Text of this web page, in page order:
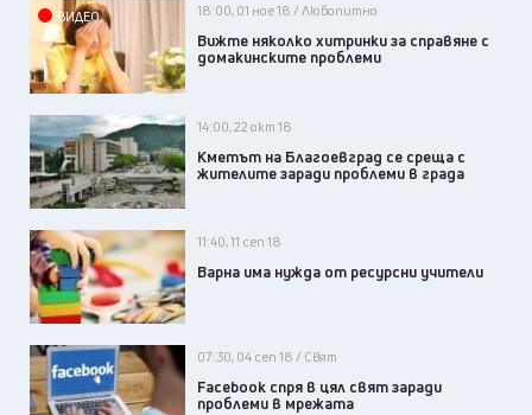
ВИДЕО 18:00, 01 ное 18 / Любопитно
Вижте няколко хитринки за справяне с
домакинските проблеми
14:00, 22 окт 18
Кметът на Благоевград се среща с
жителите заради проблеми в града
11:40, 11 сеп 18
Варна има нужда от ресурсни учители
07:30, 04 сеп 18 / Свят
Facebook спря в цял свят заради
проблеми в мрежата